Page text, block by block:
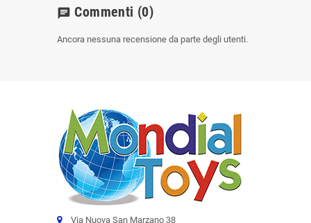
chat Commenti (0)
Ancora nessuna recensione da parte degli utenti.
Via Nuova San Marzano 38